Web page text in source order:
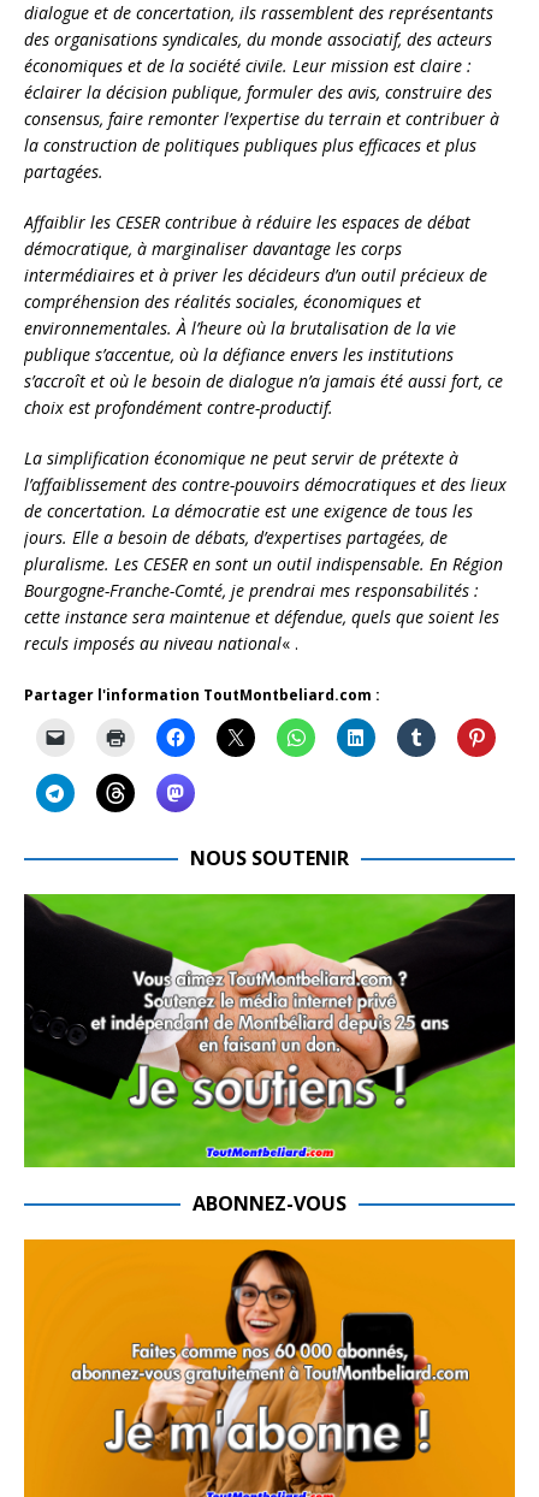
dialogue et de concertation, ils rassemblent des représentants
des organisations syndicales, du monde associatif, des acteurs
économiques et de la société civile. Leur mission est claire :
éclairer la décision publique, formuler des avis, construire des
consensus, faire remonter l’expertise du terrain et contribuer à
la construction de politiques publiques plus efficaces et plus
partagées.
Affaiblir les CESER contribue à réduire les espaces de débat
démocratique, à marginaliser davantage les corps
intermédiaires et à priver les décideurs d’un outil précieux de
compréhension des réalités sociales, économiques et
environnementales. À l’heure où la brutalisation de la vie
publique s’accentue, où la défiance envers les institutions
s’accroît et où le besoin de dialogue n’a jamais été aussi fort, ce
choix est profondément contre-productif.
La simplification économique ne peut servir de prétexte à
l’affaiblissement des contre-pouvoirs démocratiques et des lieux
de concertation. La démocratie est une exigence de tous les
jours. Elle a besoin de débats, d’expertises partagées, de
pluralisme. Les CESER en sont un outil indispensable. En Région
Bourgogne-Franche-Comté, je prendrai mes responsabilités :
cette instance sera maintenue et défendue, quels que soient les
reculs imposés au niveau national« .
Partager l'information ToutMontbeliard.com :
NOUS SOUTENIR
ABONNEZ-VOUS